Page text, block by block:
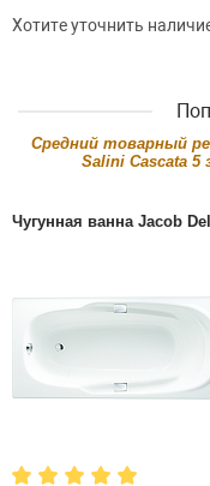
Хотите уточнить
Cредний товарный
Salini Cascata 5
Чугунная ванна Jacob